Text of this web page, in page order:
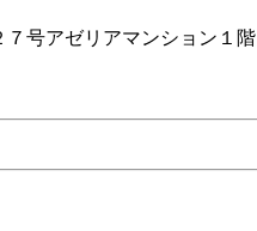
号アゼリアマンション１階